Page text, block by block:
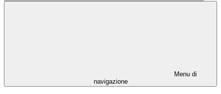
Menu di
navigazione